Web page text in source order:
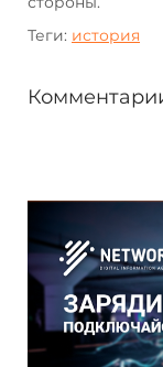
Теги: история